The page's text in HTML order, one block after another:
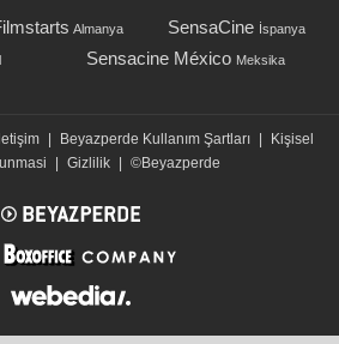
Almanya SensaCine İspanya
Sensacine México Meksika
İletişim Beyazperde Kullanım Şartları
Kişisel
Gizlilik ©Beyazperde